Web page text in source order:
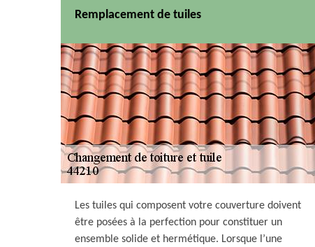
Remplacement de tuiles
Les tuiles qui composent votre couverture doivent
être posées à la perfection pour constituer un
ensemble solide et hermétique. Lorsque l’une